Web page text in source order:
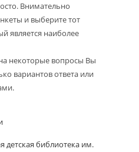
Внимательно
и выберите тот
является наиболее
некоторые вопросы Вы
вариантов ответа или
детская библиотека им.